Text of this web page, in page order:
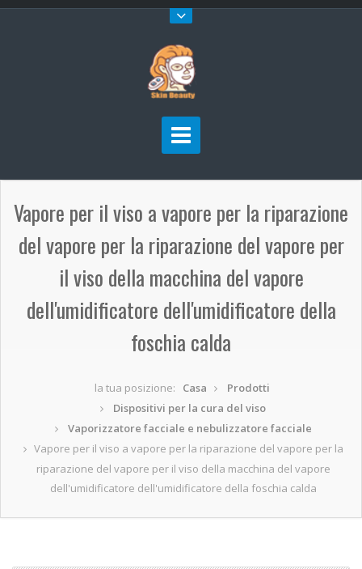
Vapore per il viso a vapore per la riparazione
del vapore per la riparazione del vapore per
il viso della macchina del vapore
dell'umidificatore dell'umidificatore della
foschia calda
la tua posizione: Casa
Prodotti
Dispositivi per la cura del viso
Vaporizzatore facciale e nebulizzatore facciale
Vapore per il viso a vapore per la riparazione del vapore per la
riparazione del vapore per il viso della macchina del vapore
dell'umidificatore dell'umidificatore della foschia calda